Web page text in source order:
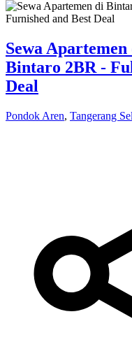
Sewa
Bintaro 2BR -
Deal
Pondok Aren, Tangerang